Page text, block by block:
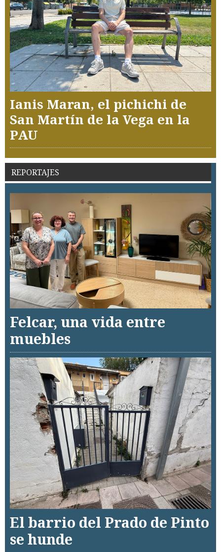
Ianis Maran, el pichichi de
San Martín de la Vega en la
PAU
REPORTAJES
Felcar, una vida entre
muebles
El barrio del Prado de Pinto
se hunde